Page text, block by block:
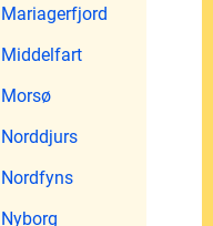
Mariagerfjord
Middelfart
Morsø
Norddjurs
Nordfyns
Nyborg